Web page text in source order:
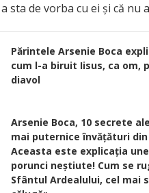
sta de vorba cu ei şi că nu
Părintele Arsenie Boca
cum l-a biruit Iisus, ca om,
diavol
Arsenie Boca, 10 secrete
mai puternice învățături
Aceasta este explicația
porunci neștiute! Cum se
Sfântul Ardealului, cel mai